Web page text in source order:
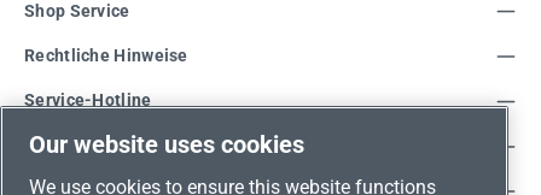
Service-Hotline
Shop Service
Rechtliche Hinweise
Unsere Vorteile
Versandarten
Our website uses cookies
We use cookies to ensure this website functions